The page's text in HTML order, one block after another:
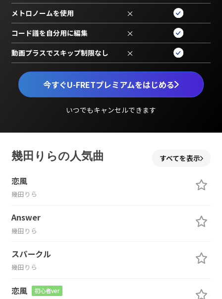
今すぐU-FRETプレミアムをはじめる
いつでもキャンセルできます
メトロノームを使用 ×
コード譜を自分用に編集 ×
動画プラスでスキップ制限なし ×
幾田りらの人気曲 すべてを表示
恋風
幾田りら
Answer
幾田りら
スパークル
幾田りら
恋風 初心者ver